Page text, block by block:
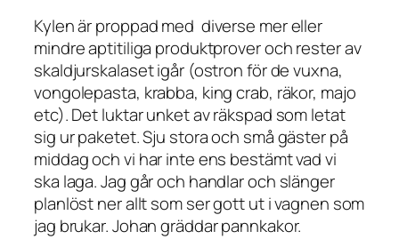
Kylen är proppad med diverse mer eller
mindre aptitiliga produktprover och rester av
skaldjurskalaset igår (ostron för de vuxna,
vongolepasta, krabba, king crab, räkor, majo
etc). Det luktar unket av räkspad som letat
sig ur paketet. Sju stora och små gäster på
middag och vi har inte ens bestämt vad vi
ska laga. Jag går och handlar och slänger
planlöst ner allt som ser gott ut i vagnen som
jag brukar. Johan gräddar pannkakor.